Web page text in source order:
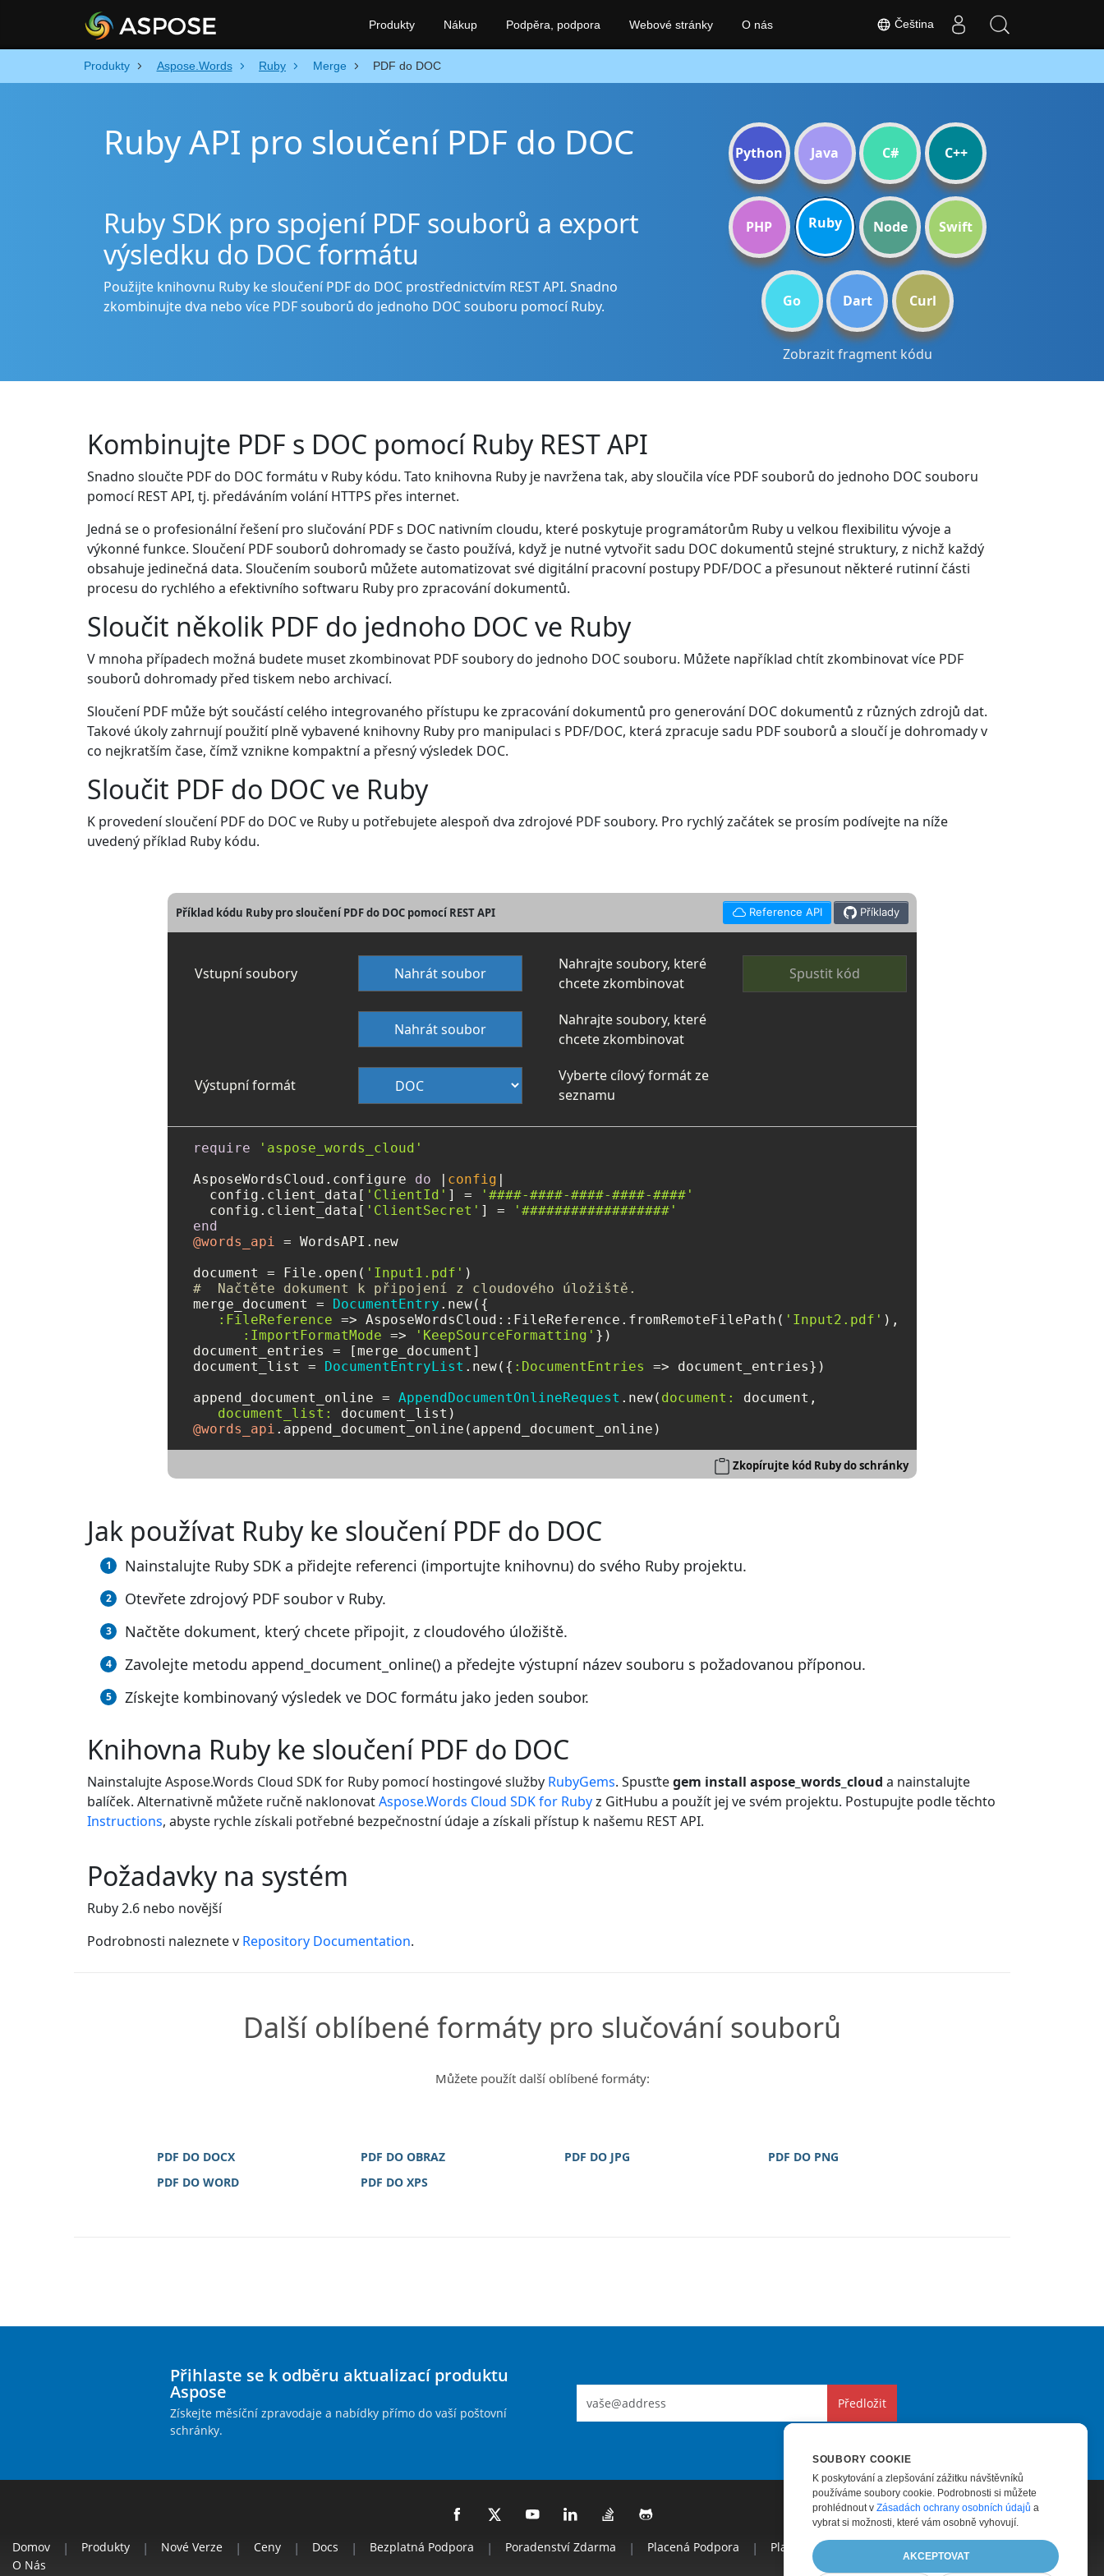
Produkty Aspose.Words Ruby Merge PDF do DOC
Ruby API pro sloučení PDF do DOC
Ruby SDK pro spojení PDF souborů a export
výsledku do DOC formátu
Použijte knihovnu Ruby ke sloučení PDF do DOC prostřednictvím REST API. Snadno
zkombinujte dva nebo více PDF souborů do jednoho DOC souboru pomocí Ruby.
Python Java C# C++
PHP Ruby Node Swift
Go Dart Curl
Zobrazit fragment kódu
Kombinujte PDF s DOC pomocí Ruby REST API
Snadno sloučte PDF do DOC formátu v Ruby kódu. Tato knihovna Ruby je navržena tak, aby sloučila více PDF souborů do jednoho DOC souboru
pomocí REST API, tj. předáváním volání HTTPS přes internet.
Jedná se o profesionální řešení pro slučování PDF s DOC nativním cloudu, které poskytuje programátorům Ruby u velkou flexibilitu vývoje a
výkonné funkce. Sloučení PDF souborů dohromady se často používá, když je nutné vytvořit sadu DOC dokumentů stejné struktury, z nichž každý
obsahuje jedinečná data. Sloučením souborů můžete automatizovat své digitální pracovní postupy PDF/DOC a přesunout některé rutinní části
procesu do rychlého a efektivního softwaru Ruby pro zpracování dokumentů.
Sloučit několik PDF do jednoho DOC ve Ruby
V mnoha případech možná budete muset zkombinovat PDF soubory do jednoho DOC souboru. Můžete například chtít zkombinovat více PDF
souborů dohromady před tiskem nebo archivací.
Sloučení PDF může být součástí celého integrovaného přístupu ke zpracování dokumentů pro generování DOC dokumentů z různých zdrojů dat.
Takové úkoly zahrnují použití plně vybavené knihovny Ruby pro manipulaci s PDF/DOC, která zpracuje sadu PDF souborů a sloučí je dohromady v
co nejkratším čase, čímž vznikne kompaktní a přesný výsledek DOC.
Sloučit PDF do DOC ve Ruby
K provedení sloučení PDF do DOC ve Ruby u potřebujete alespoň dva zdrojové PDF soubory. Pro rychlý začátek se prosím podívejte na níže
uvedený příklad Ruby kódu.
Příklad kódu Ruby pro sloučení PDF do DOC pomocí REST API Reference API Příklady
Vstupní soubory Nahrát soubor
Nahrajte soubory, které
chcete zkombinovat
Spustit kód
Nahrát soubor
Nahrajte soubory, které
chcete zkombinovat
Výstupní formát
Vyberte cílový formát ze
seznamu
require
'aspose_words_cloud'
AsposeWordsCloud.configure do config
  config.client_data[
'ClientId' ] =
'####-####-####-####-####'
  config.client_data[
'ClientSecret' ] =
'##################'
end
@words_api = WordsAPI.new
document = File.open( 'Input1.pdf'
#  Načtěte dokument k připojení z cloudového úložiště.
merge_document =
DocumentEntry .new({
:FileReference => AsposeWordsCloud::FileReference.fromRemoteFilePath( 'Input2.pdf' ),
:ImportFormatMode => 'KeepSourceFormatting' })
document_entries = [merge_document]
document_list =
DocumentEntryList .new({ :DocumentEntries
=> document_entries})
append_document_online = AppendDocumentOnlineRequest .new( document:
document,
document_list:
@words_api
Zkopírujte kód Ruby do schránky
Jak používat Ruby ke sloučení PDF do DOC
Nainstalujte Ruby SDK a přidejte referenci (importujte knihovnu) do svého Ruby projektu.
Otevřete zdrojový PDF soubor v Ruby.
Načtěte dokument, který chcete připojit, z cloudového úložiště.
Zavolejte metodu append_document_online() a předejte výstupní název souboru s požadovanou příponou.
Získejte kombinovaný výsledek ve DOC formátu jako jeden soubor.
Knihovna Ruby ke sloučení PDF do DOC
Nainstalujte Aspose.Words Cloud SDK for Ruby pomocí hostingové služby RubyGems. Spusťtegem install aspose_words_cloud a nainstalujte
balíček. Alternativně můžete ručně naklonovatAspose.Words Cloud SDK for Rubyz GitHubu a použít jej ve svém projektu. Postupujte podle těchto
Instructions, abyste rychle získali potřebné bezpečnostní údaje a získali přístup k našemu REST API.
Požadavky na systém
Ruby 2.6 nebo novější
Podrobnosti naleznete v Repository Documentation.
Další oblíbené formáty pro slučování souborů
Můžete použít další oblíbené formáty:
PDF DO DOCX PDF DO OBRAZ PDF DO JPG
PDF DO PNG
PDF DO WORD
PDF DO XPS
Čeština
Produkty Nákup Podpěra, podpora Webové stránky O nás
Přihlaste se k odběru aktualizací produktu
Aspose
Získejte měsíční zpravodaje a nabídky přímo do vaší poštovní
schránky.
Předložit
Domov | Produkty | Nové Verze | Ceny | Docs | Bezplatná Podpora | Poradenství Zdarma | Placená Podpora | Placené Poradenství Webové Stránky
O Nás
SOUBORY COOKIE
K poskytování a zlepšování zážitku návštěvníků
používáme soubory cookie. Podrobnosti si můžete
prohlédnout v Zásadách ochrany osobních údajů a
vybrat si možnosti, které vám osobně vyhovují.
AKCEPTOVAT